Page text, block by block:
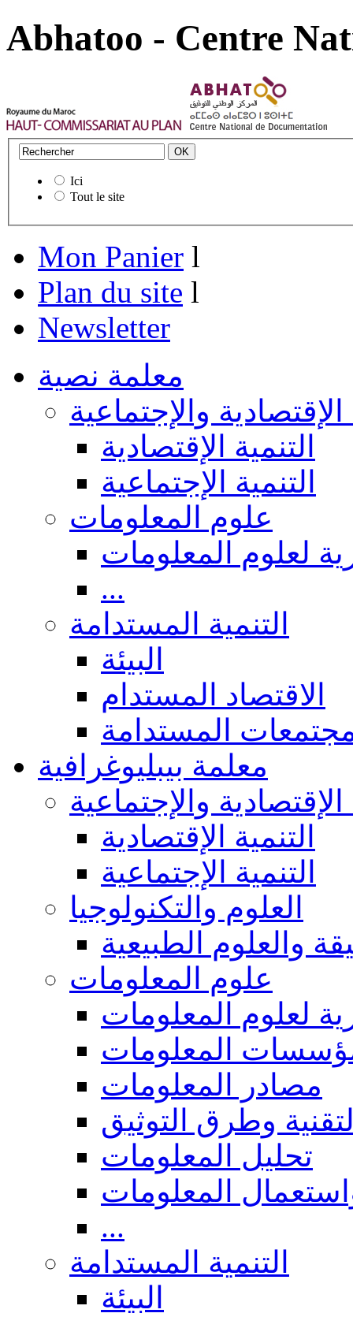
Abhatoo - Centre
Ici
Tout le site
Mon Panier l
Plan du site l
Newsletter
معلمة نصية
الإقتصادية والإجتماعية
التنمية الإقتصادية
التنمية الإجتماعية
علوم المعلومات
لعلوم المعلومات
...
التنمية المستدامة
البيئة
الاقتصاد المستدام
المستدامة
معلمة بيبليوغرافية
الإقتصادية والإجتماعية
التنمية الإقتصادية
التنمية الإجتماعية
العلوم والتكنولوجيا
والعلوم الطبيعية
علوم المعلومات
لعلوم المعلومات
المعلومات
مصادر المعلومات
وطرق التوثيق
تحليل المعلومات
المعلومات
...
التنمية المستدامة
البيئة